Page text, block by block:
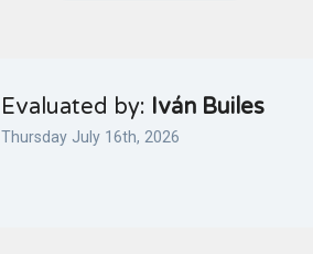
Evaluated by: Iván Builes
Thursday July 16th, 2026